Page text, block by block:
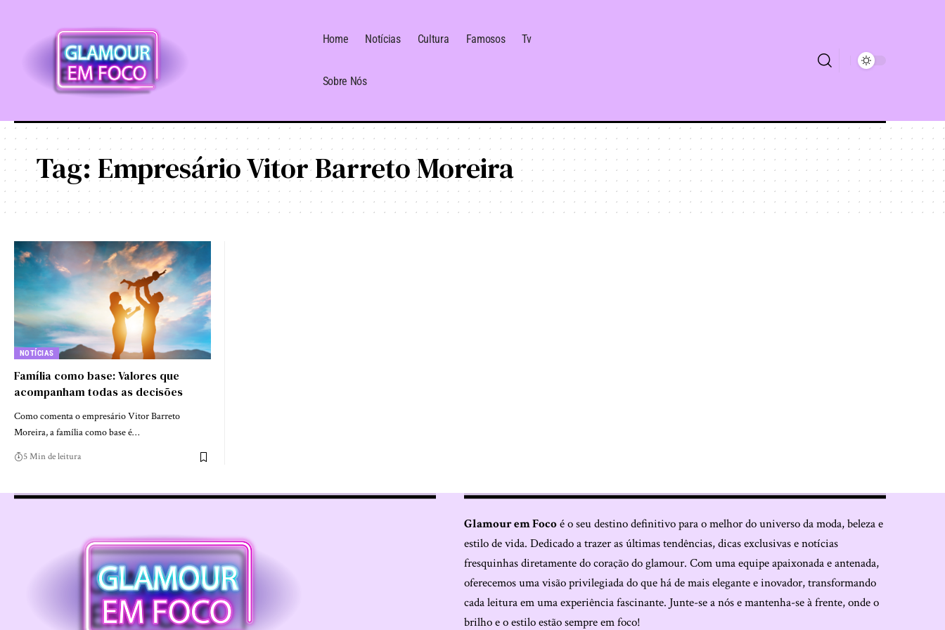
Home Notícias Cultura Famosos Tv
Sobre Nós
Tag: Empresário Vitor Barreto Moreira
NOTÍCIAS
Família como base: Valores que
acompanham todas as decisões
Como comenta o empresário Vitor Barreto
Moreira, a família como base é…
5 Min de leitura
Glamour em Focoé o seu destino definitivo para o melhor do universo da moda, beleza e
estilo de vida. Dedicado a trazer as últimas tendências, dicas exclusivas e notícias
fresquinhas diretamente do coração do glamour. Com uma equipe apaixonada e antenada,
oferecemos uma visão privilegiada do que há de mais elegante e inovador, transformando
cada leitura em uma experiência fascinante. Junte-se a nós e mantenha-se à frente, onde o
brilho e o estilo estão sempre em foco!